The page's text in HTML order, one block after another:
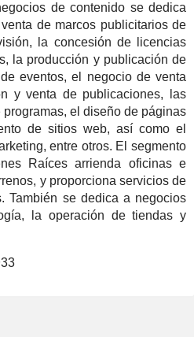
de contenido se dedica
de marcos publicitarios de
la concesión de licencias
la producción y publicación de
eventos, el negocio de venta
y venta de publicaciones, las
el diseño de páginas
de sitios web, así como el
entre otros. El segmento
Raíces arrienda oficinas e
y proporciona servicios de
También se dedica a negocios
la operación de tiendas y